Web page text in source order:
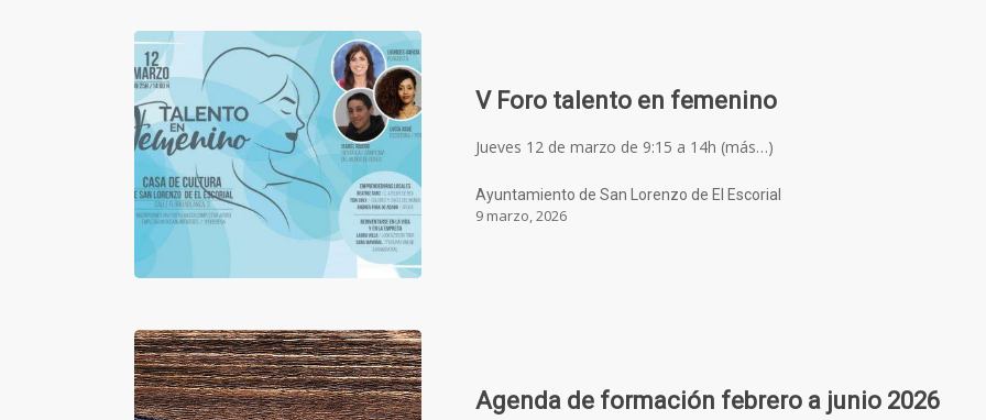
V Foro talento en femenino
Jueves 12 de marzo de 9:15 a 14h (más…)
Ayuntamiento de San Lorenzo de El Escorial
9 marzo, 2026
Agenda de formación febrero a junio 2026